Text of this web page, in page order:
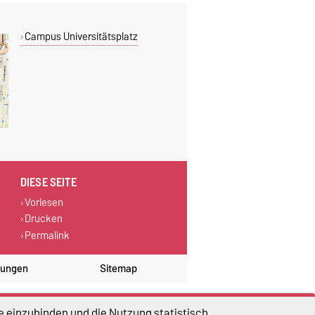
Campus Universitätsplatz
DIESE SEITE
Vorlesen
Drucken
Permalink
Sitemap